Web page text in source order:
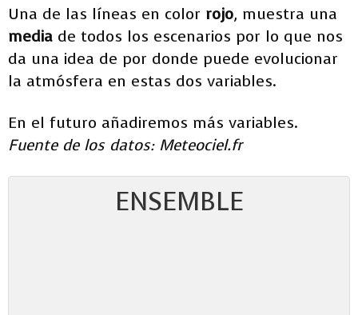
Una de las líneas en color rojo, muestra una
media de todos los escenarios por lo que nos
da una idea de por donde puede evolucionar
la atmósfera en estas dos variables.
En el futuro añadiremos más variables.
Fuente de los datos: Meteociel.fr
ENSEMBLE